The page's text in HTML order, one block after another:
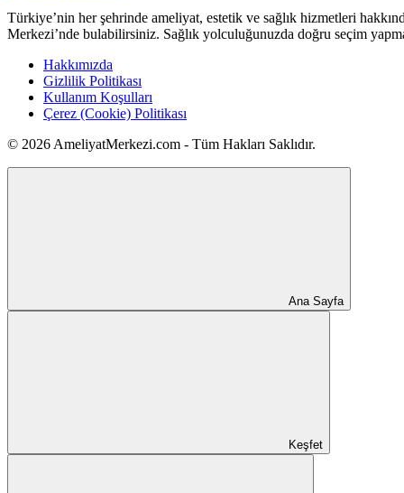
Türkiye’nin her şehrinde ameliyat, estetik ve sağlık hizmetleri
Merkezi’nde bulabilirsiniz. Sağlık yolculuğunuzda doğru seçim
Hakkımızda
Gizlilik Politikası
Kullanım Koşulları
Çerez (Cookie) Politikası
© 2026 AmeliyatMerkezi.com - Tüm Hakları Saklıdır.
Ana Sayfa
Keşfet